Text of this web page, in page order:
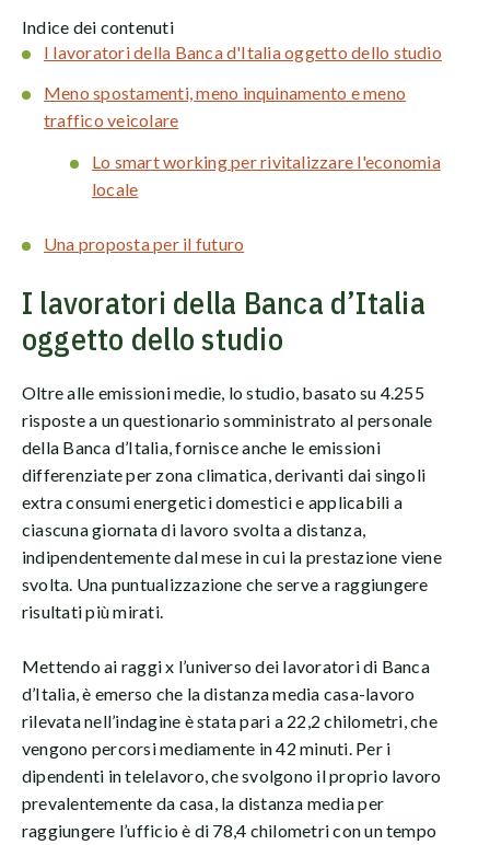
Indice dei contenuti
I lavoratori della Banca d'Italia oggetto dello studio
Meno spostamenti, meno inquinamento e meno
traffico veicolare
Lo smart working per rivitalizzare l'economia
locale
Una proposta per il futuro
I lavoratori della Banca d’Italia
oggetto dello studio
Oltre alle emissioni medie, lo studio, basato su 4.255
risposte a un questionario somministrato al personale
della Banca d’Italia, fornisce anche le emissioni
differenziate per zona climatica, derivanti dai singoli
extra consumi energetici domestici e applicabili a
ciascuna giornata di lavoro svolta a distanza,
indipendentemente dal mese in cui la prestazione viene
svolta. Una puntualizzazione che serve a raggiungere
risultati più mirati.
Mettendo ai raggi x l’universo dei lavoratori di Banca
d’Italia, è emerso che la distanza media casa-lavoro
rilevata nell’indagine è stata pari a 22,2 chilometri, che
vengono percorsi mediamente in 42 minuti. Per i
dipendenti in telelavoro, che svolgono il proprio lavoro
prevalentemente da casa, la distanza media per
raggiungere l’ufficio è di 78,4 chilometri con un tempo